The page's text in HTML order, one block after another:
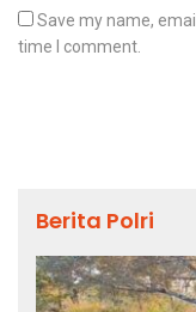
Save my name,
time I comment.
Berita Polri